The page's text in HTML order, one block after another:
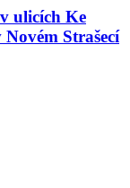
ulicích Ke
Strašecí